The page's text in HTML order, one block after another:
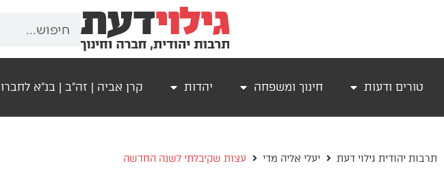
טורים ודעות חינוך ומשפחה יהדות קרן אביה | זה"ב | בנ"א לחברו
תרבות יהודית גילוי דעת יעלי אליה מדי עצות שקיבלתי לשנה החדשה